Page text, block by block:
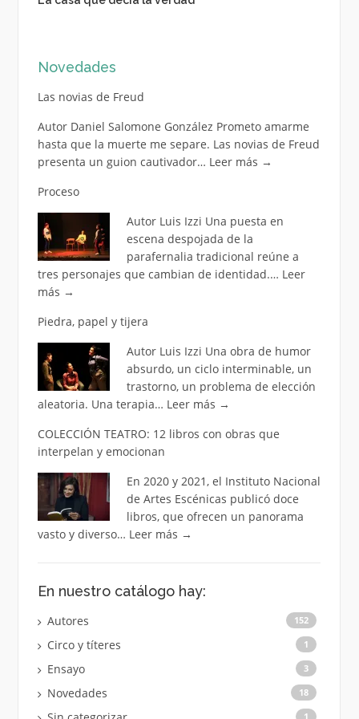
Novedades
Las novias de Freud
Autor Daniel Salomone González Prometo amarme
hasta que la muerte me separe. Las novias de Freud
presenta un guion cautivador… Leer más →
Proceso
Autor Luis Izzi Una puesta en
escena despojada de la
parafernalia tradicional reúne a
tres personajes que cambian de identidad.… Leer
más →
Piedra, papel y tijera
Autor Luis Izzi Una obra de humor
absurdo, un ciclo interminable, un
trastorno, un problema de elección
aleatoria. Una terapia… Leer más →
COLECCIÓN TEATRO: 12 libros con obras que
interpelan y emocionan
En 2020 y 2021, el Instituto Nacional
de Artes Escénicas publicó doce
libros, que ofrecen un panorama
vasto y diverso… Leer más →
En nuestro catálogo hay:
Autores 152
Circo y títeres 1
Ensayo 3
Novedades 18
1